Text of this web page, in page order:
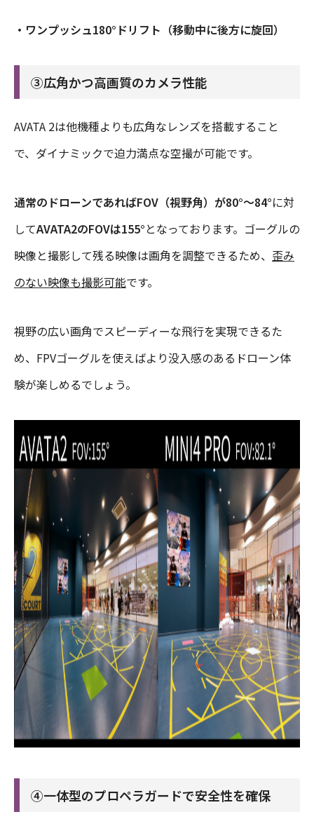
・ワンプッシュ180°ドリフト（移動中に後方に旋回）
③広角かつ高画質のカメラ性能
AVATA 2は他機種よりも広角なレンズを搭載すること
で、ダイナミックで迫力満点な空撮が可能です。
通常のドローンであればFOV（視野角）が80°～84°に対
してAVATA2のFOVは155°となっております。ゴーグルの
映像と撮影して残る映像は画角を調整できるため、 歪み
のない映像も撮影可能です。
視野の広い画角でスピーディーな飛行を実現できるた
め、FPVゴーグルを使えばより没入感のあるドローン体
験が楽しめるでしょう。
④一体型のプロペラガードで安全性を確保